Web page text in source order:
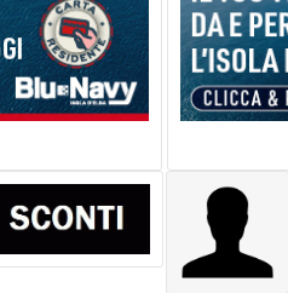
dal nuovo piano dell'Autorità